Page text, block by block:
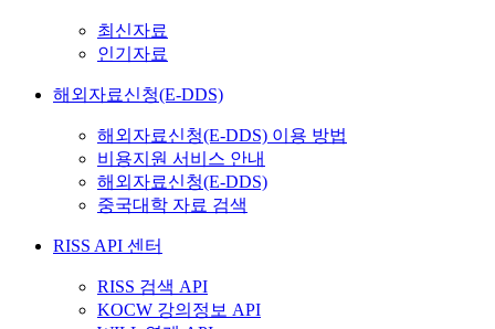
최신자료
인기자료
해외자료신청(E-DDS)
해외자료신청(E-DDS) 이용 방법
비용지원 서비스 안내
해외자료신청(E-DDS)
중국대학 자료 검색
RISS API 센터
RISS 검색 API
KOCW 강의정보 API